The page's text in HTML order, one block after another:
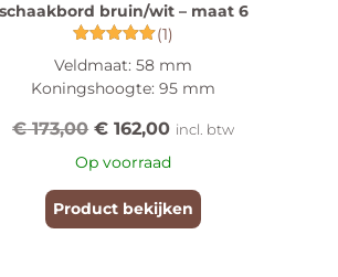
schaakbord bruin/wit – maat 6
Gewaardeerd
5.00
uit 5
(1)
Veldmaat: 58 mm
Koningshoogte: 95 mm
€173,00 € 162,00 incl. btw
Op voorraad
Product bekijken